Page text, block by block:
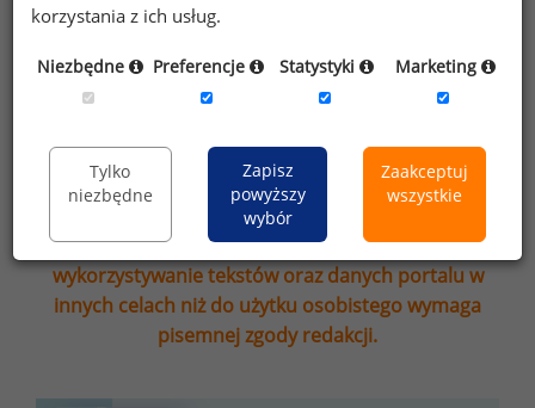
że zapoznałem się z treścią
Przypominamy, że zgodnie z pkt 2.6 - 2.7
regulaminu kopiowanie, przetwarzanie i
wykorzystywanie tekstów oraz danych portalu w
innych celach niż do użytku osobistego wymaga
pisemnej zgody redakcji.
korzystania z ich usług.
Niezbędne Preferencje Statystyki Marketing
Tylko
niezbędne
Zapisz
powyższy
wybór
Zaakceptuj
wszystkie